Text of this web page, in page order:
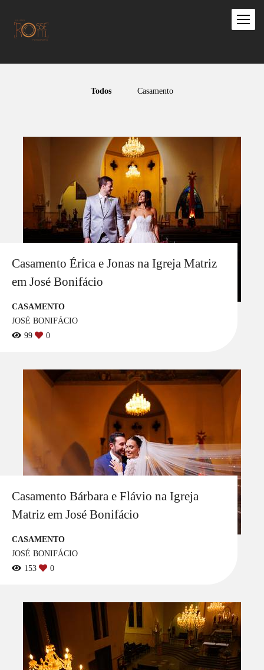
Todos Casamento
Casamento Érica e Jonas na Igreja Matriz
em José Bonifácio
CASAMENTO
JOSÉ BONIFÁCIO
99
0
Casamento Bárbara e Flávio na Igreja
Matriz em José Bonifácio
CASAMENTO
JOSÉ BONIFÁCIO
153
0